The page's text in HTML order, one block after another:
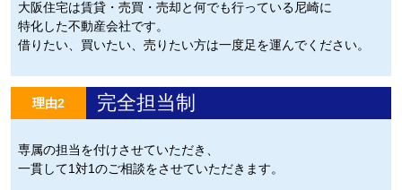
大阪住宅は賃貸・売買・売却と何でも行っている尼崎に
特化した不動産会社です。
借りたい、買いたい、売りたい方は一度足を運んでください。
理由2 完全担当制
専属の担当を付けさせていただき、
一貫して1対1のご相談をさせていただきます。